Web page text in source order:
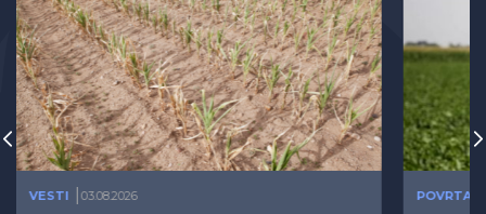
VESTI 03.08.2026